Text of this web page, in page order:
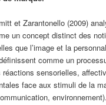
et Zarantonello (2009)
un concept distinct des
que l’image et la
comme un
réactions sensorielles,
face aux stimuli de la
environnement).